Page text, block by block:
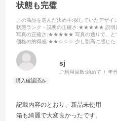
状態も完璧
この商品を選んだ決め手:探していたデザイ
状態ランク・説明の正確さ :★★★★★ 説明
写真の正確さ :★★★★★ 写真の通りで、と
価格の納得感:★★☆☆☆ 少し割高に感じた
sj
ご利用回数:始めて 年
記載内容のとおり、新品未使用
箱も綺麗で大変良かったです。